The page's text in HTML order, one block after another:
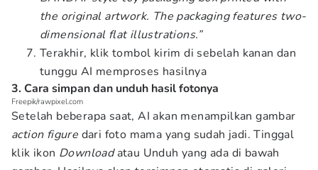
the original artwork. The packaging features two-
dimensional flat illustrations.”
Terakhir, klik tombol kirim di sebelah kanan dan
tunggu AI memproses hasilnya
3. Cara simpan dan unduh hasil fotonya
Freepik/rawpixel.com
Setelah beberapa saat, AI akan menampilkan gambar
action figure dari foto mama yang sudah jadi. Tinggal
klik ikon Downloadatau Unduh yang ada di bawah